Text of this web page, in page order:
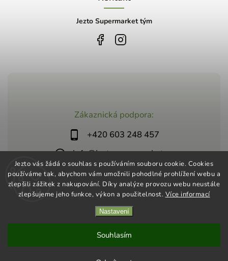
Jezto vás žádá o souhlas s používáním souboru cookie. Cookies
používáme tak, abychom vám umožnili pohodlné prohlížení webu a
zlepšili zážitek z nakupování. Díky analýze provozu webu neustále
zlepšujeme jeho funkce, výkon a použitelnost. Více informací
Nastavení
Souhlasím
Zákaznická podpora:
+420 603 248 457
info@jeztosupermarket.cz
Jezto Supermarket tým
Shoptet| Design